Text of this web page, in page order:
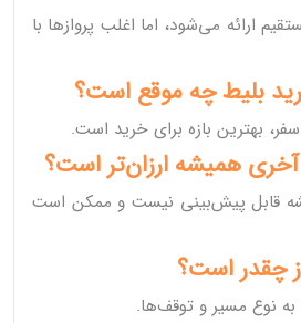
ارائه می‌شود، اما اغلب پروازها با
قابل پیش‌بینی نیست و ممکن است